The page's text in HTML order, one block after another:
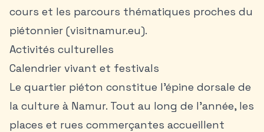
cours et les parcours thématiques proches du
piétonnier (visitnamur.eu).
Activités culturelles
Calendrier vivant et festivals
Le quartier piéton constitue l’épine dorsale de
la culture à Namur. Tout au long de l’année, les
places et rues commerçantes accueillent